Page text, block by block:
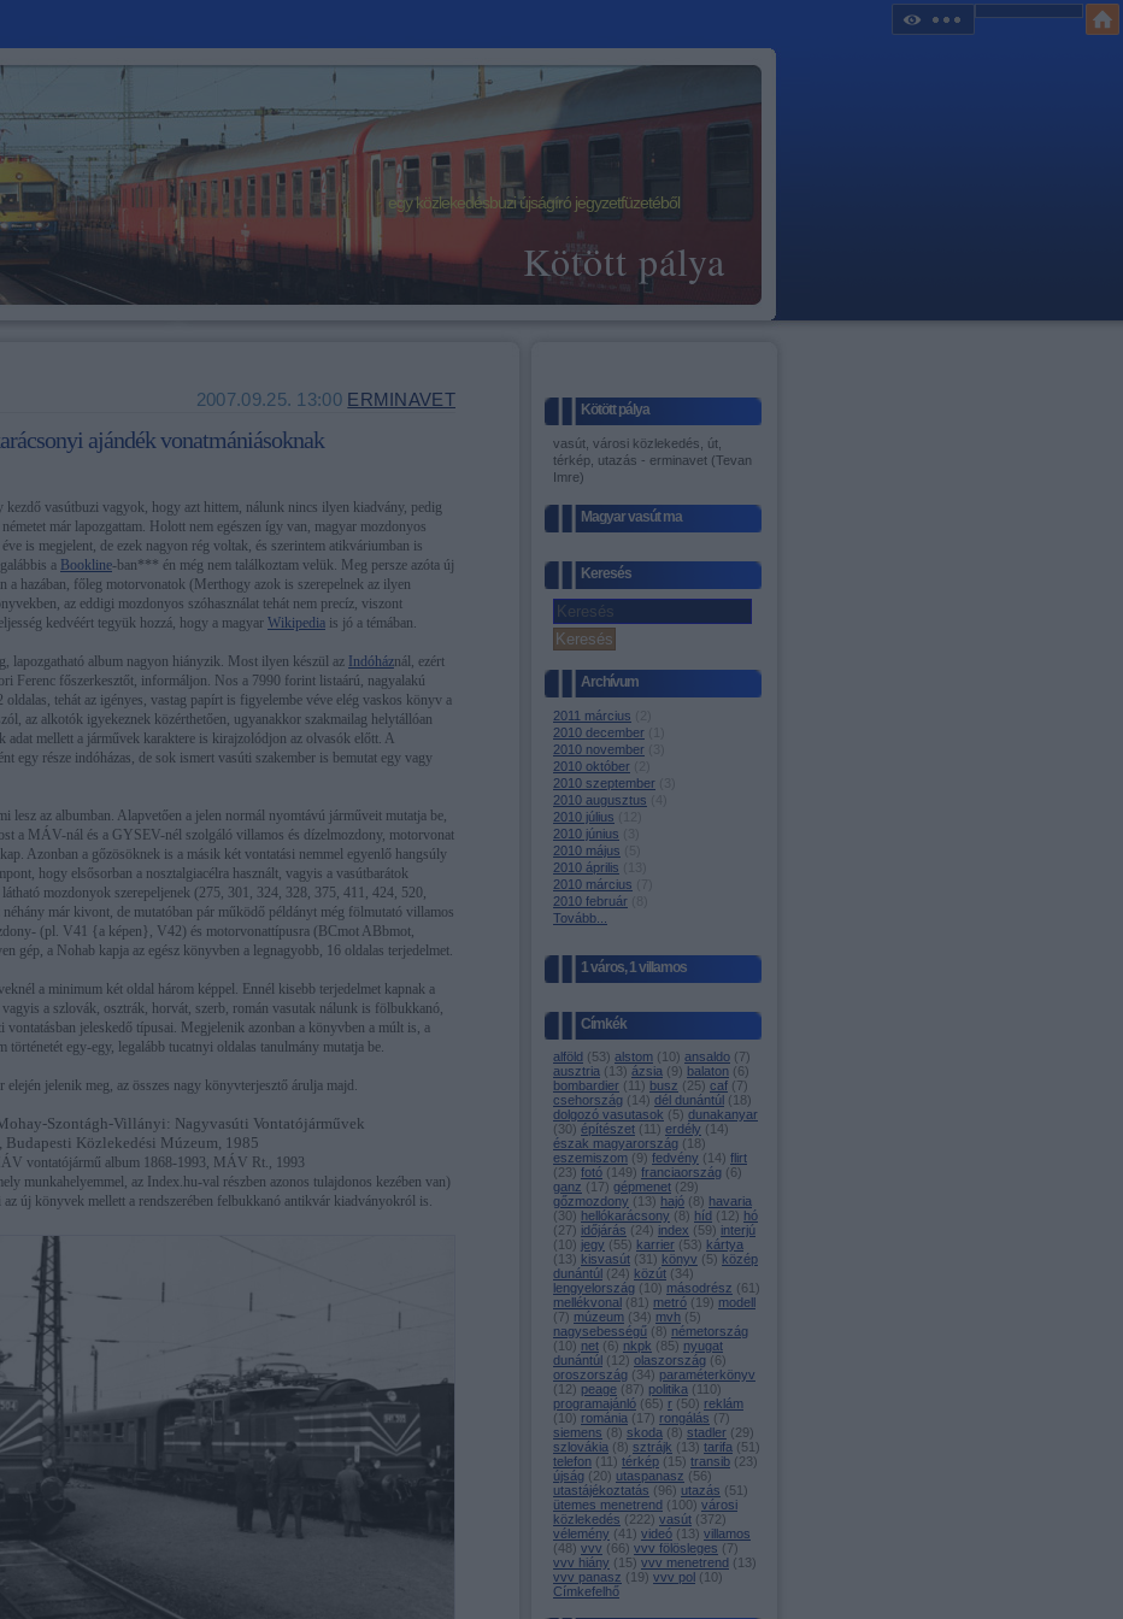
Kötött pálya
egy közlekedésbuzi újságíró jegyzetfüzetéből
Kötött pálya
vasút, városi közlekedés, út,
térkép, utazás - erminavet (Tevan
Imre)
Magyar vasút ma
Keresés
Archívum
2011 március
2010 december
2010 november
2010 október
2010 szeptember
2010 augusztus
2010 július
2010 június
2010 május
2010 április
2010 március
2010 február
Tovább
1 város, 1 villamos
Címkék
alföld (53) alstom (10) ansaldo (7)
ausztria (13) ázsia (9) balaton (6)
bombardier (11 ) busz (25) caf (7)
csehország (14) dél dunántúl (18)
dolgozó vasutasok (5) dunakanyar
(30) építészet (11 ) erdély (14)
észak magyarország (18)
eszemiszom (9) fedvény (14) flirt
(23) fotó (149) franciaország (6)
ganz (17) gépmenet (29)
gőzmozdony (13) hajó (8) havaria
(30) hellókarácsony (8) híd (12) hó
(27) időjárás (24) index (59) interjú
(10) jegy (55) karrier (53) kártya
(13) kisvasút (31 ) könyv (5) közép
dunántúl (24) közút (34)
lengyelország (10) másodrész (61 )
mellékvonal (81 ) metró (19) modell
(7) múzeum (34) mvh (5)
nagysebességű (8) németország
(10) net (6) nkpk (85) nyugat
dunántúl (12) olaszország (6)
oroszország (34) paraméterkönyv
(12) peage (87) politika (110)
programajánló (65) r (50) reklám
(10) románia (17) rongálás (7)
siemens (8) skoda (8) stadler (29)
szlovákia (8) sztrájk (13) tarifa (51 )
telefon (11 ) térkép (15) transib (23)
újság (20) utaspanasz (56)
utastájékoztatás (96) utazás (51 )
ütemes menetrend (100) városi
közlekedés (222) vasút (372)
vélemény (41 ) videó (13) villamos
(48) vvv (66) vvv fölösleges (7)
vvv hiány (15) vvv menetrend (13)
vvv panasz (19) vvv pol (10)
Címkefelhő
2007.09.25. 13:00 ERMINAVET
ajándék vonatmániásoknak
kezdő vasútbuzi vagyok, hogy azt hittem, nálunk nincs ilyen kiadvány, pedig
már lapozgattam. Holott nem egészen így van, magyar mozdonyos
is megjelent, de ezek nagyon rég voltak, és szerintem atikváriumban is
a Bookline-ban*** én még nem találkoztam velük. Meg persze azóta új
a hazában, főleg motorvonatok (Merthogy azok is szerepelnek az ilyen
az eddigi mozdonyos szóhasználat tehát nem precíz, viszont
kedvéért tegyük hozzá, hogy a magyar Wikipedia is jó a témában.
lapozgatható album nagyon hiányzik. Most ilyen készül az Indóháznál, ezért
Ferenc főszerkesztőt, informáljon. Nos a 7990 forint listaárú, nagyalakú
tehát az igényes, vastag papírt is figyelembe véve elég vaskos könyv a
az alkotók igyekeznek közérthetően, ugyanakkor szakmailag helytállóan
adat mellett a járművek karaktere is kirajzolódjon az olvasók előtt. A
egy része indóházas, de sok ismert vasúti szakember is bemutat egy vagy
lesz az albumban. Alapvetően a jelen normál nyomtávú járműveit mutatja be,
a MÁV-nál és a GYSEV-nél szolgáló villamos és dízelmozdony, motorvonat
Azonban a gőzösöknek is a másik két vontatási nemmel egyenlő hangsúly
hogy elsősorban a nosztalgiacélra használt, vagyis a vasútbarátok
látható mozdonyok szerepeljenek (275, 301, 324, 328, 375, 411, 424, 520,
már kivont, de mutatóban pár működő példányt még fölmutató villamos
(pl. V41 {a képen}, V42) és motorvonattípusra (BCmot ABbmot,
gép, a Nohab kapja az egész könyvben a legnagyobb, 16 oldalas terjedelmet.
a minimum két oldal három képpel. Ennél kisebb terjedelmet kapnak a
a szlovák, osztrák, horvát, szerb, román vasutak nálunk is fölbukkanó,
vontatásban jeleskedő típusai. Megjelenik azonban a könyvben a múlt is, a
történetét egy-egy, legalább tucatnyi oldalas tanulmány mutatja be.
elején jelenik meg, az összes nagy könyvterjesztő árulja majd.
Szontágh-Villányi: Nagyvasúti Vontatójárművek
Budapesti Közlekedési Múzeum, 1985
vontatójármű album 1868-1993, MÁV Rt., 1993
munkahelyemmel, az Index.hu-val részben azonos tulajdonos kezében van)
az új könyvek mellett a rendszerében felbukkanó antikvár kiadványokról is.